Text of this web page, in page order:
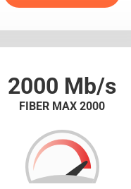
2000 Mb/s
FIBER MAX 2000